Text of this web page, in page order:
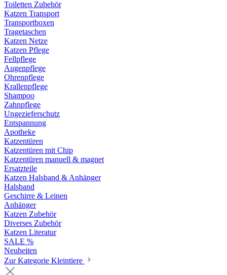
Toiletten Zubehör
Katzen Transport
Transportboxen
Tragetaschen
Katzen Netze
Katzen Pflege
Fellpflege
Augenpflege
Ohrenpflege
Krallenpflege
Shampoo
Zahnpflege
Ungezieferschutz
Entspannung
Apotheke
Katzentüren
Katzentüren mit Chip
Katzentüren manuell & magnet
Ersatzteile
Katzen Halsband & Anhänger
Halsband
Geschirre & Leinen
Anhänger
Katzen Zubehör
Diverses Zubehör
Katzen Literatur
SALE %
Neuheiten
Zur Kategorie Kleintiere